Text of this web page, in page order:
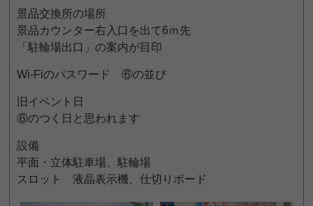
景品交換所の場所
景品カウンター右入口を出て6ｍ先
「駐輪場出口」の案内が目印
Wi-Fiのパスワード ⑥の並び
旧イベント日
⑥のつく日と思われます
設備
平面・立体駐車場、駐輪場
スロット 液晶表示機、仕切りボード